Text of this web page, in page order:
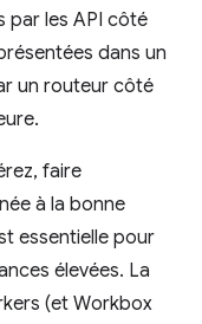
par les API côté
dans un
un routeur côté
faire
à la bonne
essentielle pour
élevées. La
(et Workbox